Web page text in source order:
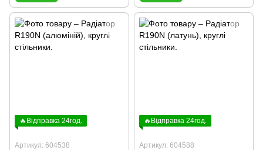
🔥Відправка 24год.
Артикул: 604538
🔥Відправка 24год.
Артикул: 604588